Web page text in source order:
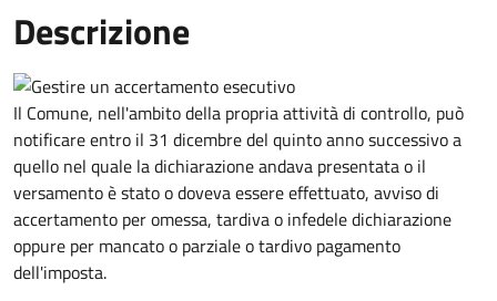
Descrizione
Il Comune, nell'ambito della propria attività di controllo, può
notificare entro il 31 dicembre del quinto annosuccessivo a
quello nel quale la dichiarazione andava presentata o il
versamento è stato o doveva essere effettuato, avviso di
accertamento per omessa, tardiva o infedele dichiarazione
oppure per mancato o parziale o tardivo pagamento
dell'imposta.